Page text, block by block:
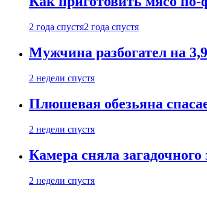
2 года спустя2 года спустя
Мужчина разбогател на
2 недели спустя
Плюшевая обезьяна
2 недели спустя
Камера сняла
2 недели спустя